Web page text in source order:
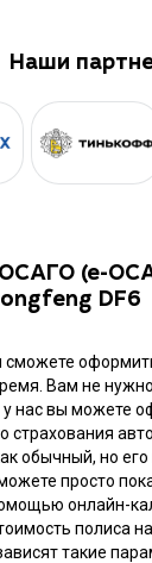
Наши
(е-
DF6
сможете
Вам не
у нас вы можете
страхования
обычный, но
просто
онлайн-
полиса
такие